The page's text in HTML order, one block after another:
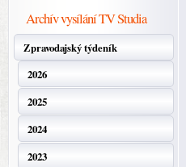
Archív vysílání TV Studia
Zpravodajský týdeník
2026
2025
2024
2023